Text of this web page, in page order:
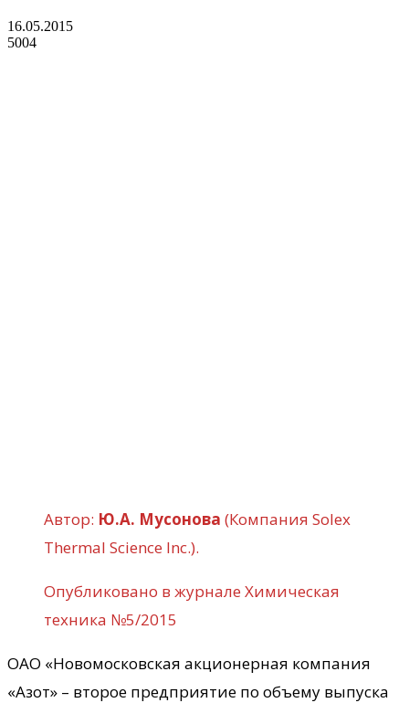
16.05.2015
5004
Автор: Ю.А. Мусонова (Компания Solex
Thermal Science Inc.).
Опубликовано в журнале Химическая
техника №5/2015
ОАО «Новомосковская акционерная компания
«Азот» – второе предприятие по объему выпуска